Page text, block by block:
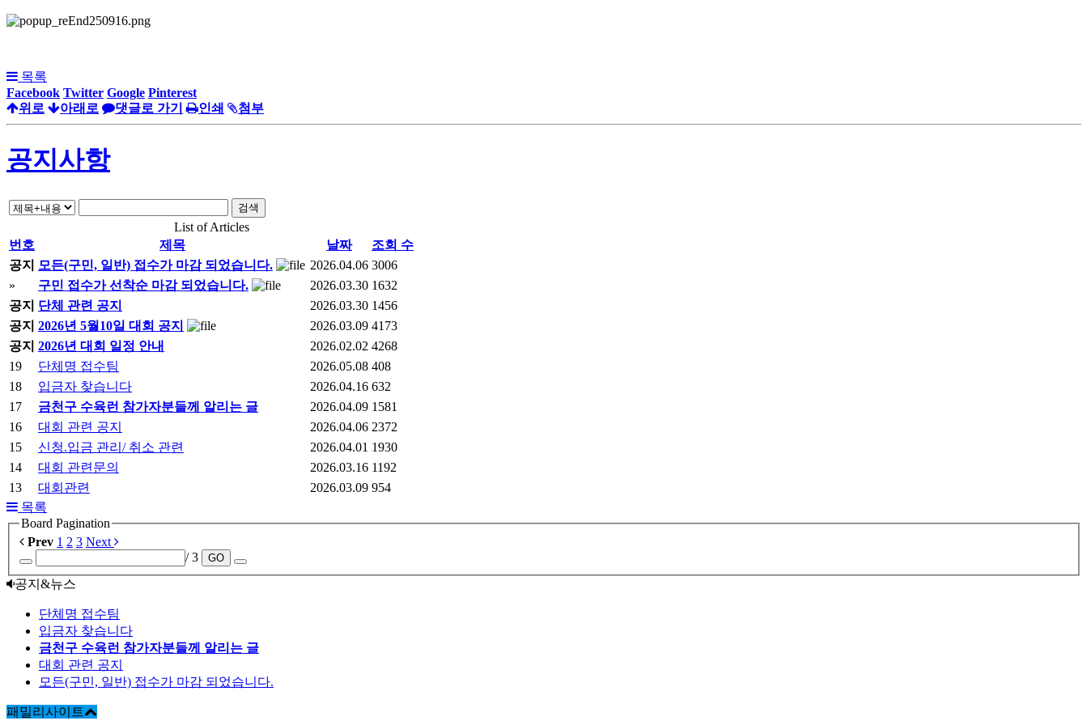
목록
Facebook Twitter Google Pinterest
위로
아래로 댓글로 가기 인쇄 첨부
공지사항
검색
List of Articles
번호
제목 날짜
조회 수
공지 모든(구민, 일반) 접수가 마감 되었습니다. 2026.04.06 3006
»
구민 접수가 선착순 마감 되었습니다. 2026.03.30 1632
공지 단체 관련 공지 2026.03.30 1456
공지 2026년 5월10일 대회 공지 2026.03.09 4173
공지 2026년 대회 일정 안내 2026.02.02 4268
19
단체명 접수팀 2026.05.08 408
18
입금자 찾습니다 2026.04.16 632
17
금천구 수육런 참가자분들께 알리는 글 2026.04.09 1581
16
대회 관련 공지 2026.04.06 2372
15
신청.입금 관리/ 취소 관련 2026.04.01 1930
14
대회 관련문의 2026.03.16 1192
13
대회관련 2026.03.09 954
목록
Board Pagination
Prev 1 2 3 Next
/ 3
GO
공지&뉴스
단체명 접수팀
입금자 찾습니다
금천구 수육런 참가자분들께 알리는 글
대회 관련 공지
모든(구민, 일반) 접수가 마감 되었습니다.
패밀리사이트